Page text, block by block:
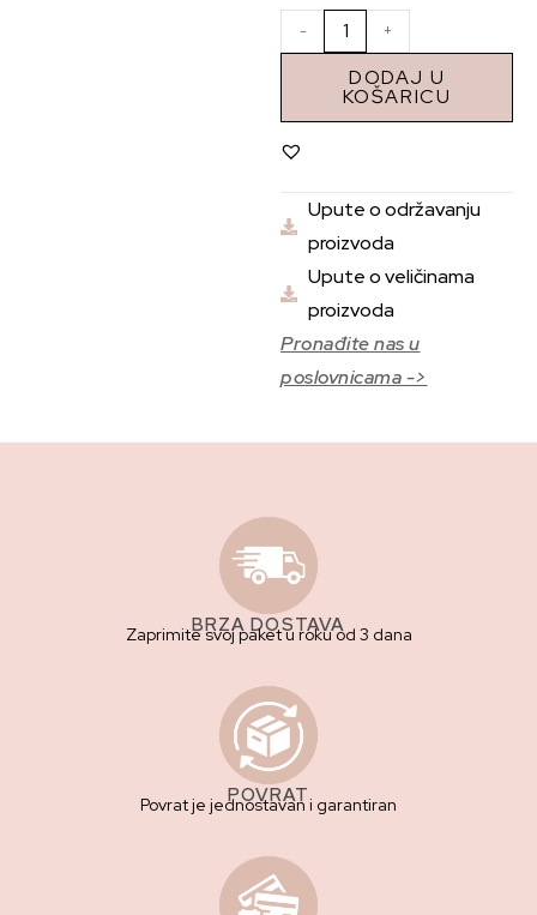
- +
DODAJ U
KOŠARICU
Upute o održavanju
proizvoda
Upute o veličinama
proizvoda
Pronađite nas u
poslovnicama ->
BRZA DOSTAVA
Zaprimite svoj paket u roku od 3 dana
POVRAT
Povrat je jednostavan i garantiran